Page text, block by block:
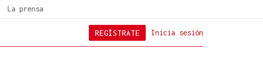
La prensa
Inicia sesión
REGÍSTRATE